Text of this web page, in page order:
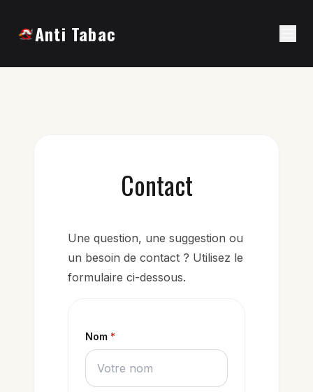
Anti Tabac
Contact
Une question, une suggestion ou
un besoin de contact ? Utilisez le
formulaire ci-dessous.
Nom *